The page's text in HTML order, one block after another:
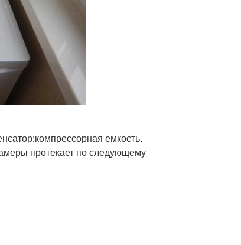
емкость.
протекает по следующему